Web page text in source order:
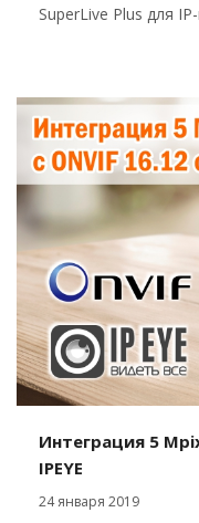
SuperLive Plus для
Интеграция 5
IPEYE
24 января 2019